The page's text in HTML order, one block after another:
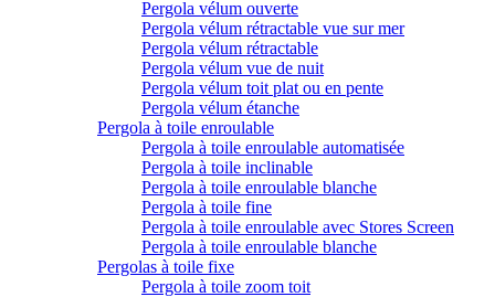
Pergola vélum ouverte
Pergola vélum rétractable vue sur mer
Pergola vélum rétractable
Pergola vélum vue de nuit
Pergola vélum toit plat ou en pente
Pergola vélum étanche
Pergola à toile enroulable
Pergola à toile enroulable automatisée
Pergola à toile inclinable
Pergola à toile enroulable blanche
Pergola à toile fine
Pergola à toile enroulable avec Stores Screen
Pergola à toile enroulable blanche
Pergolas à toile fixe
Pergola à toile zoom toit